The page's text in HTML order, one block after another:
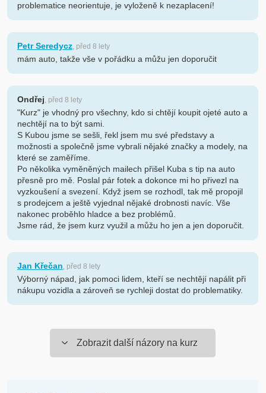
problematice neorientuje, je vyloženě k nezaplacení!
Petr Seredycz, před 8 lety
mám auto, takže vše v pořádku a můžu jen doporučit
Ondřej, před 8 lety
"Kurz" je vhodný pro všechny, kdo si chtějí koupit ojeté auto a
nechtějí na to být sami.
S Kubou jsme se sešli, řekl jsem mu své představy a
možnosti a společně jsme vybrali nějaké značky a modely, na
které se zaměříme.
Po několika vyměněných mailech přišel Kuba s tip na auto
přesně pro mě. Poslal pár fotek a dokonce mi ho přivezl na
vyzkoušení a svezení. Když jsem se rozhodl, tak mě propojil
s prodejcem a ještě vyjednal nějaké drobnosti navíc. Vše
nakonec proběhlo hladce a bez problémů.
Jsme rád, že jsem kurz využil a můžu ho jen a jen doporučit.
Jan Křečan, před 8 lety
Výborný nápad, jak pomoci lidem, kteří se nechtějí napálit při
nákupu vozidla a zároveň se rychleji dostat do problematiky.
Zobrazit další názory na kurz